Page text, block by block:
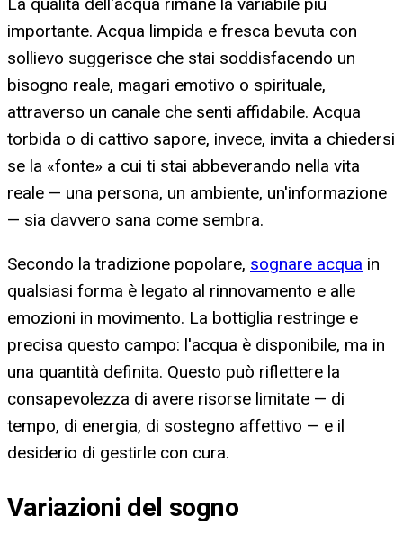
importante. Acqua limpida e fresca bevuta con
sollievo suggerisce che stai soddisfacendo un
bisogno reale, magari emotivo o spirituale,
attraverso un canale che senti affidabile. Acqua
torbida o di cattivo sapore, invece, invita a chiedersi
se la «fonte» a cui ti stai abbeverando nella vita
reale — una persona, un ambiente, un'informazione
— sia davvero sana come sembra.
Secondo la tradizione popolare, sognare acqua in
qualsiasi forma è legato al rinnovamento e alle
emozioni in movimento. La bottiglia restringe e
precisa questo campo: l'acqua è disponibile, ma in
una quantità definita. Questo può riflettere la
consapevolezza di avere risorse limitate — di
tempo, di energia, di sostegno affettivo — e il
desiderio di gestirle con cura.
Variazioni del sogno